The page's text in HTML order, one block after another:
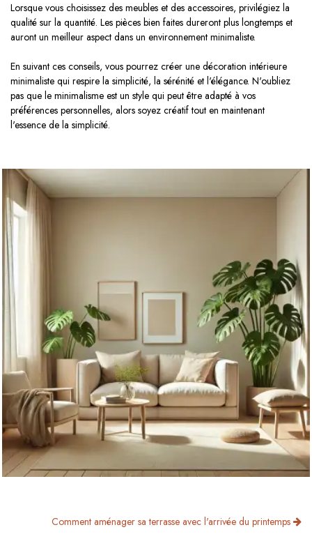
Lorsque vous choisissez des meubles et des accessoires, privilégiez la
qualité sur la quantité. Les pièces bien faites dureront plus longtemps et
auront un meilleur aspect dans un environnement minimaliste.
En suivant ces conseils, vous pourrez créer une décoration intérieure
minimaliste qui respire la simplicité, la sérénité et l'élégance. N'oubliez
pas que le minimalisme est un style qui peut être adapté à vos
préférences personnelles, alors soyez créatif tout en maintenant
l'essence de la simplicité.
Comment aménager sa terrasse avec l'arrivée du printemps